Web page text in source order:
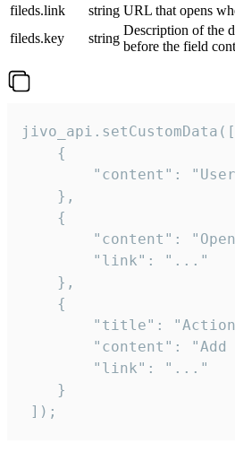
fileds.link
string URL that opens
fileds.key
string
Description of the
before the field
jivo_api.setCustomData([
    {
"content":
    },
    {
"content":
        "link": "..."
    },
    {
"title":
"content": "Add
        "link": "..."
    }
]);